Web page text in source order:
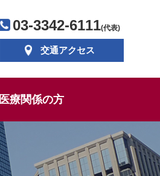
03-3342-6111(代表)
交通アクセス
医療関係の方